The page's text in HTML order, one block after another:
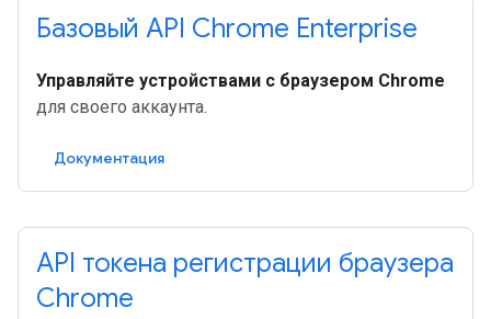
Базовый API Chrome Enterprise
Управляйте устройствами с браузером Chrome
для своего аккаунта.
Документация
API токена регистрации браузера
Chrome